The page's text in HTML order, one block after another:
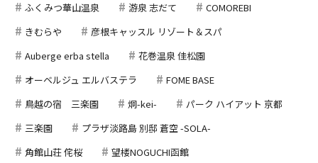
ふくみつ華山温泉
游泉 志だて
COMOREBI
きむらや
彦根キャッスル リゾート＆スパ
Auberge erba stella
花巻温泉 佳松園
オーベルジュ エルバステラ
FOME BASE
鳥越の宿 三楽園
炯-kei-
パーク ハイアット 京都
三楽園
プラザ淡路島 別邸 蒼空 -SOLA-
角館山荘 侘桜
望楼NOGUCHI函館